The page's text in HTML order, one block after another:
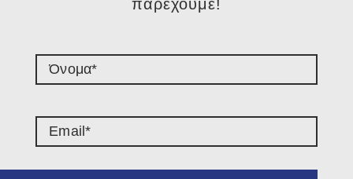
παρέχουμε!​